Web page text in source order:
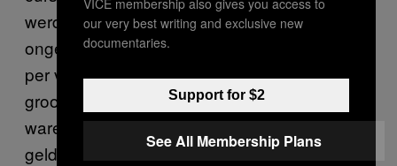
werd, ondanks de voor het alternatieve circuit
ongebruikelijk hoge toegangsprijzen (70 euro
per vier uur in het begin, later 180 euro), een
groot succes. Er kwamen mensen die al rijk
waren en niet goed wisten wat ze met hun
geld moesten doen, maar ook
our very best writing and exclusive new
documentaries.
Support for $2
See All Membership Plans